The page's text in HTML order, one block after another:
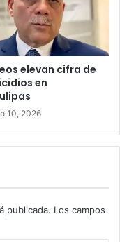
elevan cifra de
en
10, 2026
publicada. Los campos